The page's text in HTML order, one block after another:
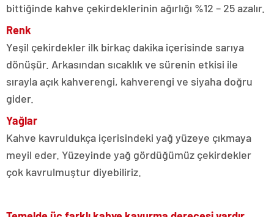
bittiğinde kahve çekirdeklerinin ağırlığı %12 – 25 azalır.
Renk
Yeşil çekirdekler ilk birkaç dakika içerisinde sarıya
dönüşür. Arkasından sıcaklık ve sürenin etkisi ile
sırayla açık kahverengi, kahverengi ve siyaha doğru
gider.
Yağlar
Kahve kavruldukça içerisindeki yağ yüzeye çıkmaya
meyil eder. Yüzeyinde yağ gördüğümüz çekirdekler
çok kavrulmuştur diyebiliriz.